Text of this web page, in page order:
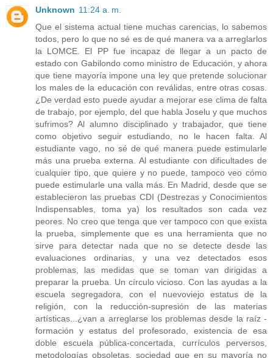
Unknown 11:24 a. m.
Que el sistema actual tiene muchas carencias, lo sabemos
todos, pero lo que no sé es de qué manera va a arreglarlos
la LOMCE. El PP fue incapaz de llegar a un pacto de
estado con Gabilondo como ministro de Educación, y ahora
que tiene mayoría impone una ley que pretende solucionar
los males de la educación con reválidas, entre otras cosas.
¿De verdad esto puede ayudar a mejorar ese clima de falta
de trabajo, por ejemplo, del que habla Joselu y que muchos
sufrimos? Al alumno disciplinado y trabajador, que tiene
como objetivo seguir estudiando, no le hacen falta. Al
estudiante vago, no sé de qué manera puede estimularle
más una prueba externa. Al estudiante con dificultades de
cualquier tipo, que quiere y no puede, tampoco veo cómo
puede estimularle una valla más. En Madrid, desde que se
establecieron las pruebas CDI (Destrezas y Conocimientos
Indispensables, toma ya) los resultados son cada vez
peores. No creo que tenga que ver tampoco con que exista
la prueba, simplemente que es una herramienta que no
sirve para detectar nada que no se detecte desde las
evaluaciones ordinarias, y una vez detectados esos
problemas, las medidas que se toman van dirigidas a
preparar la prueba. Un círculo vicioso. Con las ayudas a la
escuela segregadora, con el nuevoviejo estatus de la
religión, con la reducción-supresión de las materias
artísticas...¿van a arreglarse los problemas desde la raíz -
formación y estatus del profesorado, existencia de esa
doble escuela pública-concertada, currículos perversos,
metodologías obsoletas, sociedad que en su mayoría no